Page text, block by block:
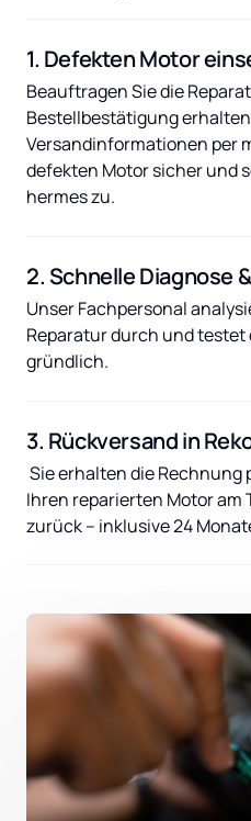
1. Defekten Motor
Beauftragen Sie die
Bestellbestätigung
Versandinformationen per
defekten Motor sicher und
hermes zu.
2. Schnelle Diagnose
Unser Fachpersonal
Reparatur durch und
gründlich.
3. Rückversand in
Ihren reparierten Motor am
zurück – inklusive 24